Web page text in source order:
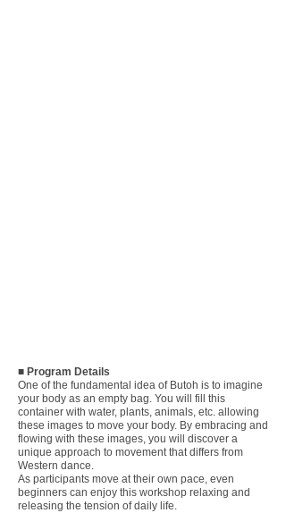
■ Program Details
One of the fundamental idea of Butoh is to imagine
your body as an empty bag. You will fill this
container with water, plants, animals, etc. allowing
these images to move your body. By embracing and
flowing with these images, you will discover a
unique approach to movement that differs from
Western dance.
As participants move at their own pace, even
beginners can enjoy this workshop relaxing and
releasing the tension of daily life.